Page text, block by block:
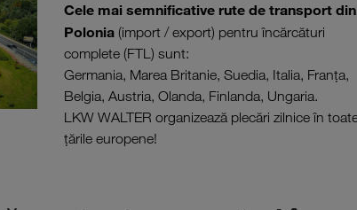
Cele mai semnificative rute de transport din
Polonia (import / export) pentru încărcături
complete (FTL) sunt:
Germania, Marea Britanie, Suedia, Italia, Franţa,
Belgia, Austria, Olanda, Finlanda, Ungaria.
LKW WALTER organizează plecări zilnice în
țările europene!